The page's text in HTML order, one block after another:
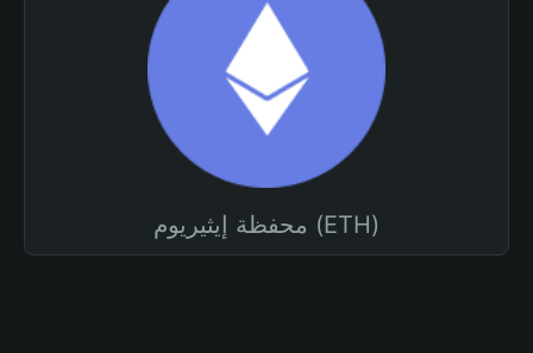
محفظة إيثيريوم (ETH)